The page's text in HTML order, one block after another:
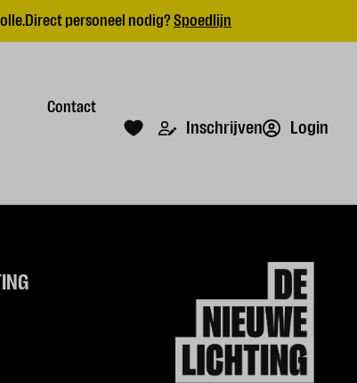
Direct personeel nodig?Spoedlijn
Contact
Inschrijven Login